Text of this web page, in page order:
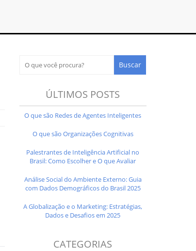
ÚLTIMOS POSTS
O que são Redes de Agentes Inteligentes
O que são Organizações Cognitivas
Palestrantes de Inteligência Artificial no
Brasil: Como Escolher e O que Avaliar
Análise Social do Ambiente Externo: Guia
com Dados Demográficos do Brasil 2025
A Globalização e o Marketing: Estratégias,
Dados e Desafios em 2025
CATEGORIAS